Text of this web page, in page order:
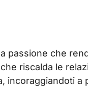
passione che
riscalda le
incoraggiandoti